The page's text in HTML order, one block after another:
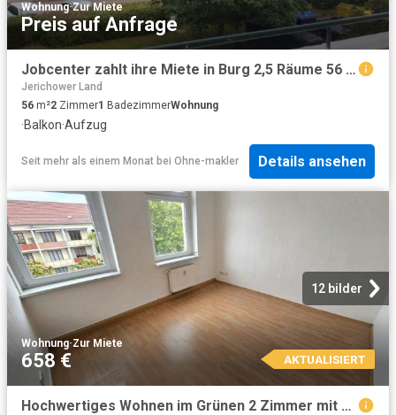
Wohnung·Zur Miete
Preis auf Anfrage
Jobcenter zahlt ihre Miete in Burg 2,5 Räume 56 m² Balkon Aufzug
Jerichower Land
56 m²2 Zimmer1 BadezimmerWohnung
·Balkon·Aufzug
Seit mehr als einem Monat bei Ohne-makler Details ansehen
12 bilder
Wohnung·Zur Miete
658 € AKTUALISIERT
Hochwertiges Wohnen im Grünen 2 Zimmer mit Terrasse, Garten & Stellplatz